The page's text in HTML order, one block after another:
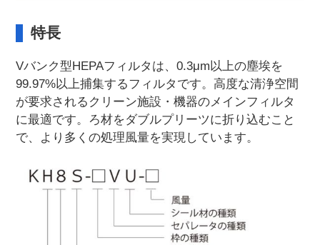
特長
Vバンク型HEPAフィルタは、0.3μm以上の塵埃を
99.97%以上捕集するフィルタです。高度な清浄空間
が要求されるクリーン施設・機器のメインフィルタ
に最適です。ろ材をダブルプリーツに折り込むこと
で、より多くの処理風量を実現しています。